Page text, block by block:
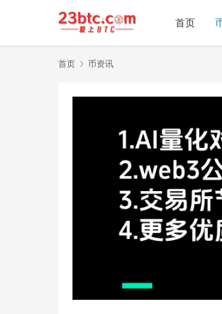
首页
首页 币资讯